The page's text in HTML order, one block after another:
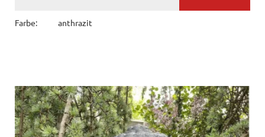
Farbe: anthrazit